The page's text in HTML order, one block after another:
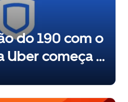
do 190 com o
Uber começa a